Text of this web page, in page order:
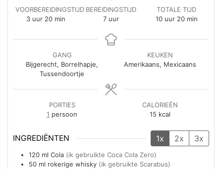
VOORBEREIDINGSTIJD
3uur
uur 20minuten
min
BEREIDINGSTIJD
7uur
uur
TOTALE TIJD
10uur
uur 20minuten
min
GANG
Bijgerecht, Borrelhapje,
Tussendoortje
KEUKEN
Amerikaans, Mexicaans
PORTIES
1 persoon
CALORIEËN
15 kcal
INGREDIËNTEN 1x 2x 3x
120 ml Cola (ik gebruikte Coca Cola Zero)
50 ml rokerige whisky (ik gebruikte Scarabus)